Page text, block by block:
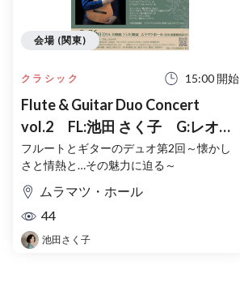
クラシック 15:00 開始
Flute & Guitar Duo Concert
vol.2 FL:池田 さく子 G:レオナ
ルド・ブラーボ
フルートとギターのデュオ第2回～懐かし
さと情熱と…その魅力に迫る～
ムラマツ・ホール
44
池田さく子
会場 (関東)